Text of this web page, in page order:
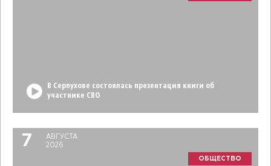
В Серпухове состоялась презентация книги об
участнике СВО
7
АВГУСТА
2026
ОБЩЕСТВО